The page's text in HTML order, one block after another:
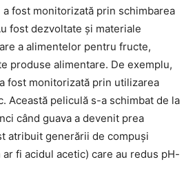
fost monitorizată prin schimbarea
fost dezvoltate și materiale
a alimentelor pentru fructe,
produse alimentare. De exemplu,
fost monitorizată prin utilizarea
Această peliculă s-a schimbat de la
când guava a devenit prea
atribuit generării de compuși
fi acidul acetic) care au redus pH-